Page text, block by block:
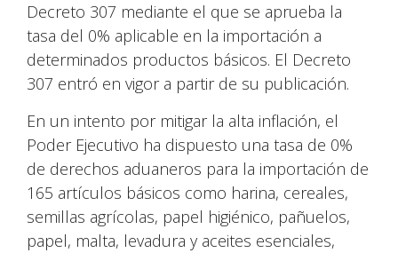
Decreto 307 mediante el que se aprueba la
tasa del 0% aplicable en la importación a
determinados productos básicos. El Decreto
307 entró en vigor a partir de su publicación.
En un intento por mitigar la alta inflación, el
Poder Ejecutivo ha dispuesto una tasa de 0%
de derechos aduaneros para la importación de
165 artículos básicos como harina, cereales,
semillas agrícolas, papel higiénico, pañuelos,
papel, malta, levadura y aceites esenciales,